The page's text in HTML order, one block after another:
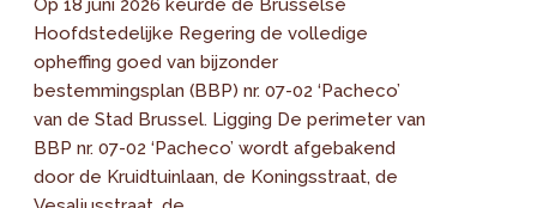
Hoofdstedelijke Regering de volledige
opheffing goed van bijzonder
bestemmingsplan (BBP) nr. 07-02 ‘Pacheco’
van de Stad Brussel. Ligging De perimeter van
BBP nr. 07-02 ‘Pacheco’ wordt afgebakend
door de Kruidtuinlaan, de Koningsstraat, de